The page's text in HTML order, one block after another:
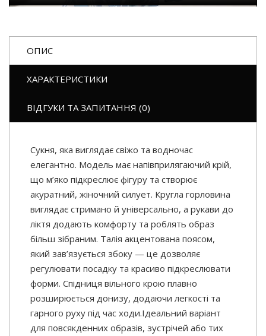
ОПИС
ХАРАКТЕРИСТИКИ
ВІДГУКИ ТА ЗАПИТАННЯ (0)
Сукня, яка виглядає свіжо та водночас
елегантно. Модель має напівприлягаючий крій,
що м’яко підкреслює фігуру та створює
акуратний, жіночний силует. Кругла горловина
виглядає стримано й універсально, а рукави до
ліктя додають комфорту та роблять образ
більш зібраним. Талія акцентована поясом,
який зав’язується збоку — це дозволяє
регулювати посадку та красиво підкреслювати
форми. Спідниця вільного крою плавно
розширюється донизу, додаючи легкості та
гарного руху під час ходи.Ідеальний варіант
для повсякденних образів, зустрічей або тих